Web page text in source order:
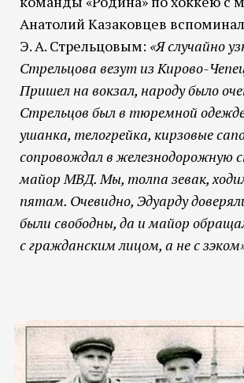
Анатолий Казаковцев
Э. А. Стрельцовым: «Я случайно
Стрельцова везут из Кирово-
Пришел на вокзал, народу было
Стрельцов был в тюремной
ушанка, телогрейка, кирзовые
сопровождал в железнодорожную
майор МВД. Мы, толпа зевак,
пятам. Очевидно, Эдуарду
были свободны, да и майор
с гражданским лицом, а не с